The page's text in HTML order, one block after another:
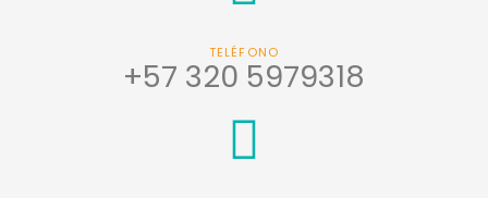
TELÉFONO
+57 320 5979318